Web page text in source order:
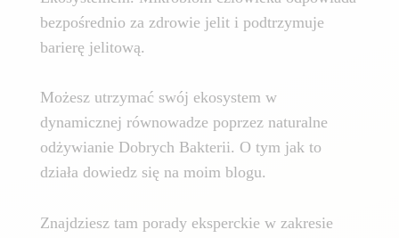
bezpośrednio za zdrowie jelit i podtrzymuje
barierę jelitową.
Możesz utrzymać swój ekosystem w
dynamicznej równowadze poprzez naturalne
odżywianie Dobrych Bakterii. O tym jak to
działa dowiedz się na moim blogu.
Znajdziesz tam porady eksperckie w zakresie